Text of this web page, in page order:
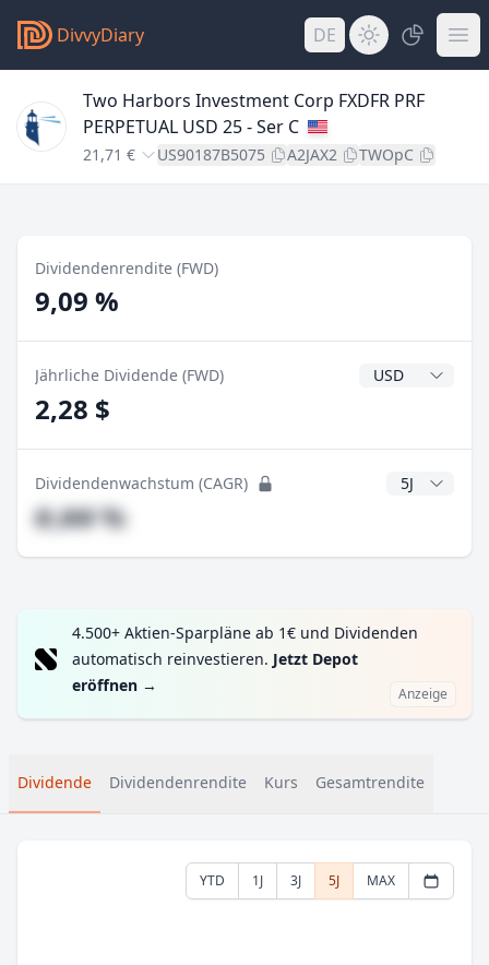
DivvyDiary DE
Two Harbors Investment Corp FXDFR PRF
PERPETUAL USD 25 - Ser C
21,71 € US90187B5075 A2JAX2 TWOpC
Dividendenrendite (FWD)
9,09 %
Jährliche Dividende (FWD)
2,28 $
Dividendenwachstum (CAGR) CAGR Jahre
#,## %
4.500+ Aktien-Sparpläne ab 1€ und Dividenden
automatisch reinvestieren. Jetzt Depot
eröffnen → Anzeige
Dividende Dividendenrendite Kurs Gesamtrendite
YTD 1J 3J 5J MAX